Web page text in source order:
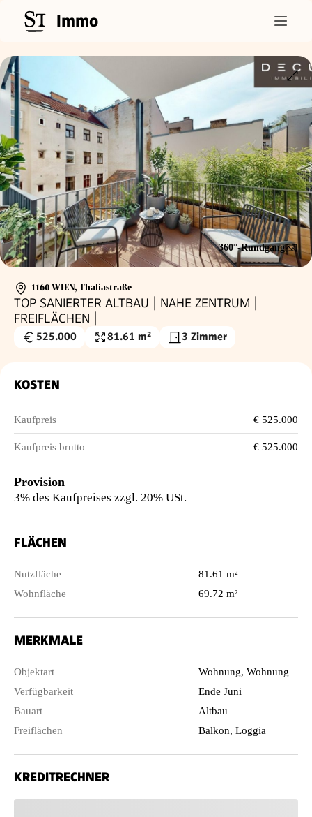
Immo
360°-Rundgang
1160 WIEN, Thaliastraße
TOP SANIERTER ALTBAU | NAHE ZENTRUM |
FREIFLÄCHEN |
Kaufpreis
525.000
Nutzfläche
81.61 m² 3 Zimmer
KOSTEN
Kaufpreis € 525.000
Kaufpreis brutto € 525.000
Provision
3% des Kaufpreises zzgl. 20% USt.
FLÄCHEN
Nutzfläche
81.61 m²
Wohnfläche
69.72 m²
MERKMALE
Objektart
Wohnung, Wohnung
Verfügbarkeit
Ende Juni
Bauart
Altbau
Freiflächen
Balkon, Loggia
KREDITRECHNER